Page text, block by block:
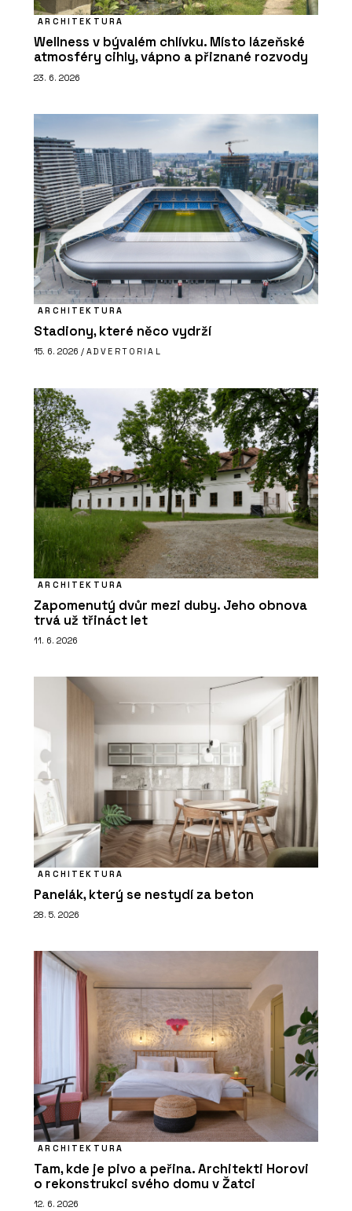
ARCHITEKTURA
Wellness v bývalém chlívku. Místo lázeňské
atmosféry cihly, vápno a přiznané rozvody
23. 6. 2026
ARCHITEKTURA
Stadiony, které něco vydrží
15. 6. 2026 / ADVERTORIAL
ARCHITEKTURA
Zapomenutý dvůr mezi duby. Jeho obnova
trvá už třináct let
11. 6. 2026
ARCHITEKTURA
Panelák, který se nestydí za beton
28. 5. 2026
ARCHITEKTURA
Tam, kde je pivo a peřina. Architekti Horovi
o rekonstrukci svého domu v Žatci
12. 6. 2026